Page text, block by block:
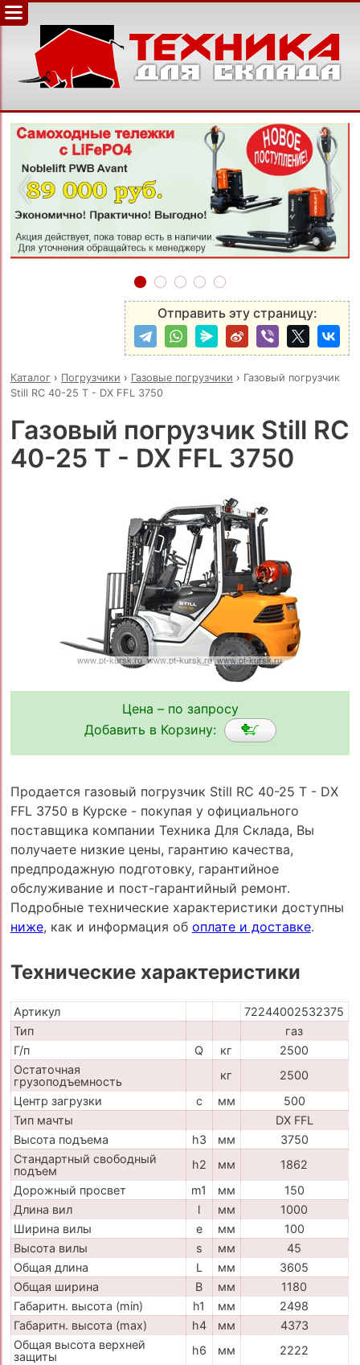
‹ ›
Отправить эту страницу:
Каталог› Погрузчики › Газовые погрузчики › Газовый погрузчик
Still RC 40-25 T - DX FFL 3750
Газовый погрузчик Still RC
40-25 T - DX FFL 3750
Цена – по запросу
Добавить в Корзину:
Продается газовый погрузчик Still RC 40-25 T - DX
FFL 3750 в Курске - покупая у официального
поставщика компании Техника Для Склада, Вы
получаете низкие цены, гарантию качества,
предпродажную подготовку, гарантийное
обслуживание и пост-гарантийный ремонт.
Подробные технические характеристики доступны
ниже, как и информация об оплате и доставке.
Технические характеристики
Артикул
72244002532375
Тип
газ
Г/п
Q кг
2500
Остаточная
грузоподъемность
кг
2500
Центр загрузки
c мм
500
Тип мачты
DX FFL
Высота подъема
h3 мм
3750
Стандартный свободный
подъем
h2 мм
1862
Дорожный просвет
m1 мм
150
Длина вил
l мм
1000
Ширина вилы
e мм
100
Высота вилы
s мм
45
Общая длина
L мм
3605
Общая ширина
B мм
1180
Габаритн. высота (min)
h1 мм
2498
Габаритн. высота (max)
h4 мм
4373
Общая высота верхней
защиты
h6 мм
2222